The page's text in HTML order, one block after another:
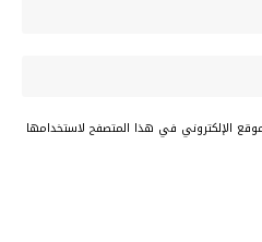
الإلكتروني في هذا المتصفح لاستخدامها